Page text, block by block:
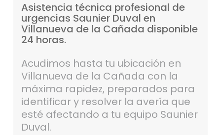
Asistencia técnica profesional de
urgencias Saunier Duval en
Villanueva de la Cañada disponible
24 horas.
Acudimos hasta tu ubicación en
Villanueva de la Cañada con la
máxima rapidez, preparados para
identificar y resolver la avería que
esté afectando a tu equipo Saunier
Duval.